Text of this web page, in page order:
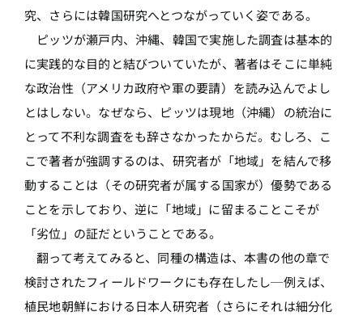
究、さらには韓国研究へとつながっていく姿である。
ピッツが瀬戸内、沖縄、韓国で実施した調査は基本的
に実践的な目的と結びついていたが、著者はそこに単純
な政治性（アメリカ政府や軍の要請）を読み込んでよし
とはしない。なぜなら、ピッツは現地（沖縄）の統治に
とって不利な調査をも辞さなかったからだ。むしろ、こ
こで著者が強調するのは、研究者が「地域」を結んで移
動することは（その研究者が属する国家が）優勢である
ことを示しており、逆に「地域」に留まることこそが
「劣位」の証だということである。
翻って考えてみると、同種の構造は、本書の他の章で
検討されたフィールドワークにも存在したし─例えば、
植民地朝鮮における日本人研究者（さらにそれは細分化